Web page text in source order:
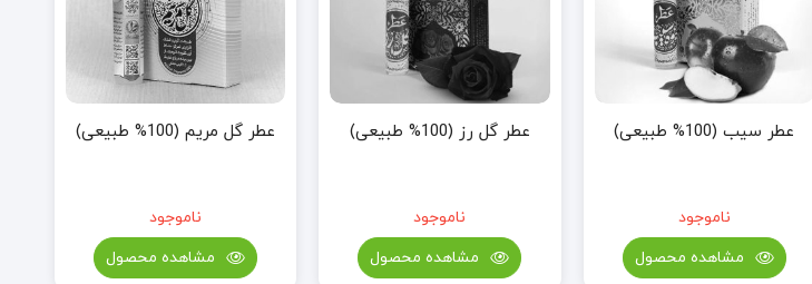
عطر سیب (100% طبیعی)
ناموجود
مشاهده محصول
عطر گل رز (100% طبیعی)
ناموجود
مشاهده محصول
عطر گل مریم (100% طبیعی)
ناموجود
مشاهده محصول